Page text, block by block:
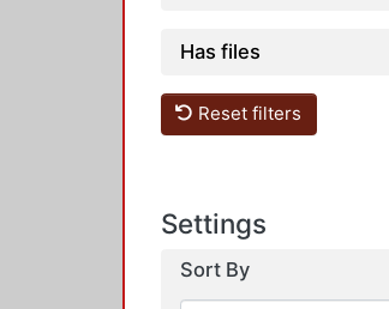
Has files
Reset filters
Settings
Sort By